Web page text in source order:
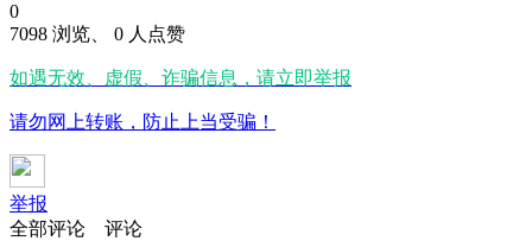
0
7098 浏览、 0 人点赞
如遇无效、虚假、诈骗信息，请立即举报
请勿网上转账，防止上当受骗！
举报
全部评论
评论